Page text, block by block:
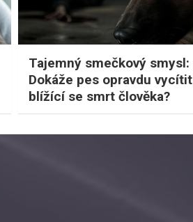
Tajemný smečkový smysl:
Dokáže pes opravdu vycítit
blížící se smrt člověka?